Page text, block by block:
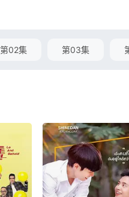
第02集 第03集